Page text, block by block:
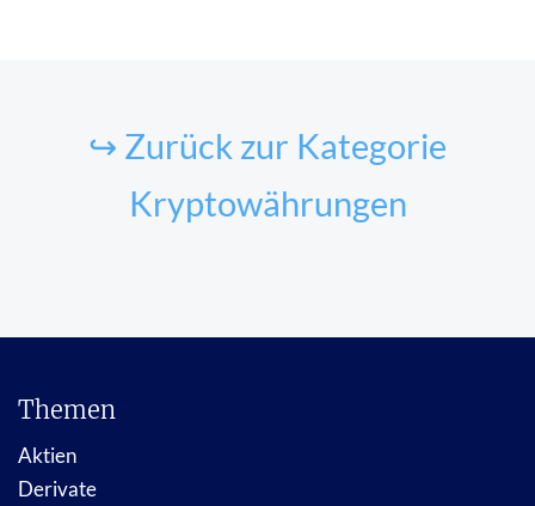
↪ Zurück zur Kategorie
Kryptowährungen
Themen
Aktien
Derivate